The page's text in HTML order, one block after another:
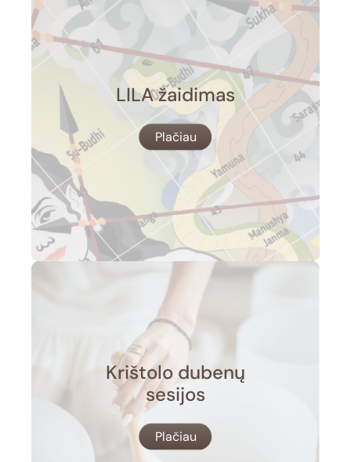
LILA žaidimas
Plačiau
Krištolo dubenų
sesijos
Plačiau